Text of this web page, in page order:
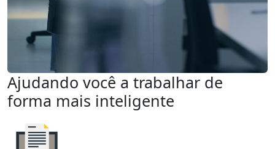
Ajudando você a trabalhar de
forma mais inteligente